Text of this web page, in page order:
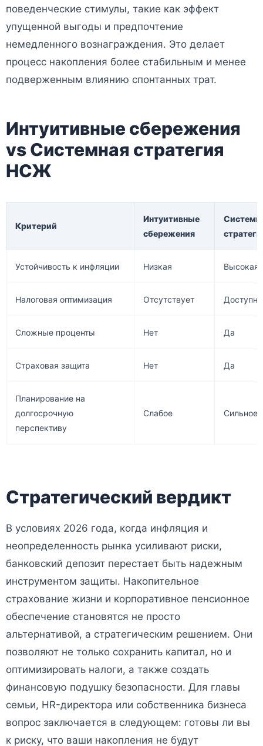
поведенческие стимулы, такие как эффект
упущенной выгоды и предпочтение
немедленного вознаграждения. Это делает
процесс накопления более стабильным и менее
подверженным влиянию спонтанных трат.
Интуитивные сбережения
vs Системная стратегия
НСЖ
Критерий
Интуитивные
сбережения
Устойчивость к инфляции Низкая Высокая
Налоговая оптимизация Отсутствует Доступна
Сложные проценты Нет Да
Страховая защита Нет Да
Планирование на
долгосрочную
перспективу
Слабое Сильное
Стратегический вердикт
В условиях 2026 года, когда инфляция и
неопределенность рынка усиливают риски,
банковский депозит перестает быть надежным
инструментом защиты. Накопительное
страхование жизни и корпоративное пенсионное
обеспечение становятся не просто
альтернативой, а стратегическим решением. Они
позволяют не только сохранить капитал, но и
оптимизировать налоги, а также создать
финансовую подушку безопасности. Для главы
семьи, HR-директора или собственника бизнеса
вопрос заключается в следующем: готовы ли вы
к риску, что ваши накопления не будут